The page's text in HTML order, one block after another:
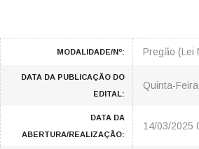
MODALIDADE/Nº: Pregão (Lei
DATA DA PUBLICAÇÃO DO
EDITAL:
Quinta-
DATA DA
ABERTURA/REALIZAÇÃO:
14/03/2025